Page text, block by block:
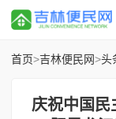
首页>吉林便民网>头
庆祝中国民